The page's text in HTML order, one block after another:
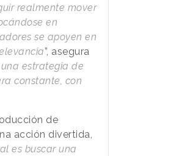
realmente mover
en
se apoyen en
”, asegura
estrategia de
constante, con
de
acción divertida,
es buscar una